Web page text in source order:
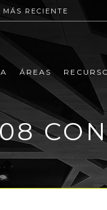
MÁS RECIENTE
ÁREAS